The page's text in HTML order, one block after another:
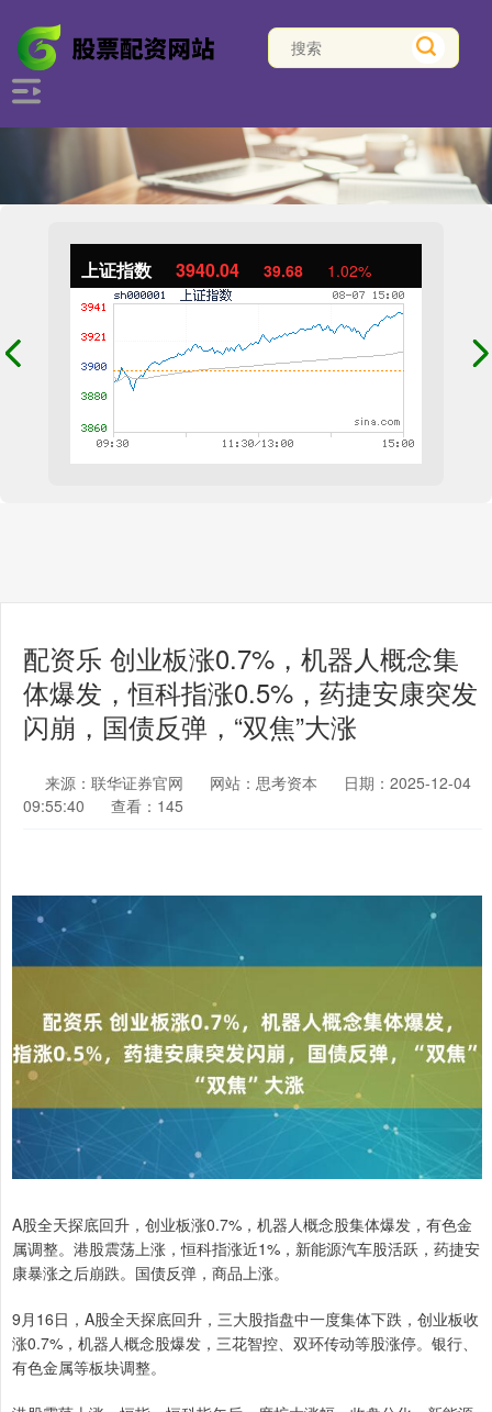
上证指数 3940.04 39.68 1.02%
配资乐 创业板涨0.7%，机器人概念集
体爆发，恒科指涨0.5%，药捷安康突发
闪崩，国债反弹，“双焦”大涨
来源：联华证券官网 网站：思考资本
日期：2025-12-04
09:55:40
查看：145
A股全天探底回升，创业板涨0.7%，机器人概念股集体爆发，有色金
属调整。港股震荡上涨，恒科指涨近1%，新能源汽车股活跃，药捷安
康暴涨之后崩跌。国债反弹，商品上涨。
9月16日，A股全天探底回升，三大股指盘中一度集体下跌，创业板收
涨0.7%，机器人概念股爆发，三花智控、双环传动等股涨停。银行、
有色金属等板块调整。